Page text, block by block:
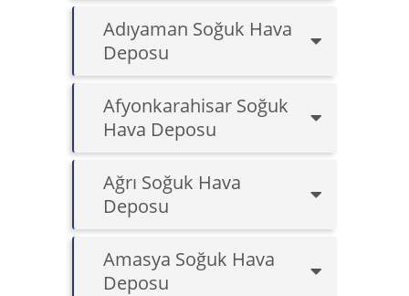
Adıyaman Soğuk Hava
Deposu
Afyonkarahisar Soğuk
Hava Deposu
Ağrı Soğuk Hava
Deposu
Amasya Soğuk Hava
Deposu